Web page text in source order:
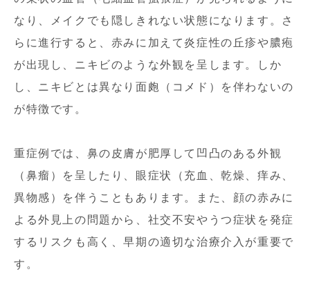
なり、メイクでも隠しきれない状態になります。さ
らに進行すると、赤みに加えて炎症性の丘疹や膿疱
が出現し、ニキビのような外観を呈します。しか
し、ニキビとは異なり面皰（コメド）を伴わないの
が特徴です。
重症例では、鼻の皮膚が肥厚して凹凸のある外観
（鼻瘤）を呈したり、眼症状（充血、乾燥、痒み、
異物感）を伴うこともあります。また、顔の赤みに
よる外見上の問題から、社交不安やうつ症状を発症
するリスクも高く、早期の適切な治療介入が重要で
す。